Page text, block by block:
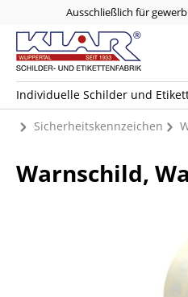
Ausschließlich für
Individuelle Schilder und
Sicherheitskennzeichen
Warnschild,